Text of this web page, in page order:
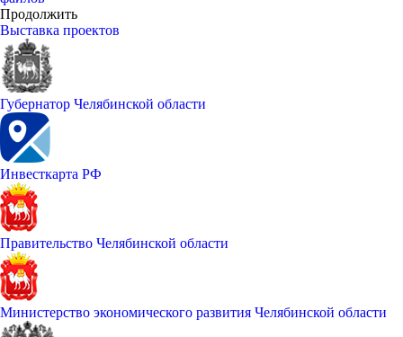
Продолжить
Выставка проектов
Губернатор Челябинской области
Инвесткарта РФ
Правительство Челябинской области
Министерство экономического развития Челябинской области